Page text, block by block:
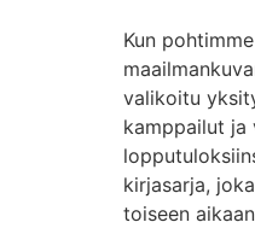
Kun
valikoitu
kamppailut ja
kirjasarja,
toiseen